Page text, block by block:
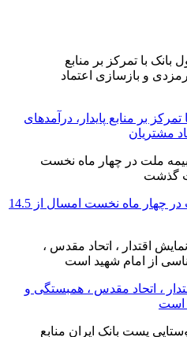
بر منابع پایدار، درآمدهای
مشتریان
حق بیمه تولیدی بیمه ملت در چهار ماه نخست امسال از 14.5
، اتحاد مقدس ، همبستگی و
است